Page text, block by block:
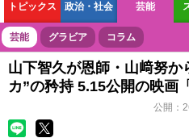
トピックス 政治・社会 芸能
ボートレース 競輪 オートレース
芸能 グラビア コラム
山下智久が恩師・山﨑努か
カ”の矜持 5.15公開の映画
公開：